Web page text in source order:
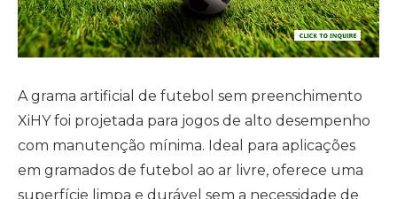
A grama artificial de futebol sem preenchimento
XiHY foi projetada para jogos de alto desempenho
com manutenção mínima. Ideal para aplicações
em gramados de futebol ao ar livre, oferece uma
superfície limpa e durável sem a necessidade de